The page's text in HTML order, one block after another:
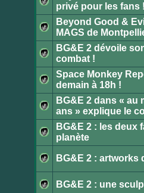
lu
Aucun
message
non
lu
privé pour les fans !
Aucun
message
non
lu
Beyond Good &
MAGS de
Aucun
message
non
lu
BG&E 2 dévoile
combat !
Aucun
message
non
lu
Space Monkey
demain à 18h !
Aucun
message
non
lu
BG&E 2 dans « au
ans » explique le
Aucun
message
non
lu
BG&E 2 : les deux
planète
message
non
lu
BG&E 2 : artworks
BG&E 2 : une